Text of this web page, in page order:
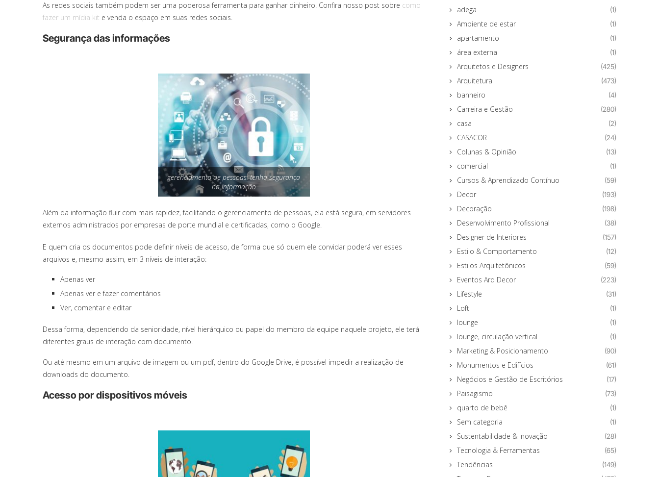
As redes sociais também podem ser uma poderosa ferramenta para ganhar dinheiro. Confira nosso post sobre como
fazer um mídia kit e venda o espaço em suas redes sociais.
Segurança das informações
gerenciamento de pessoas: tenha segurança
na informação
Além da informação fluir com mais rapidez, facilitando o gerenciamento de pessoas, ela está segura, em servidores
externos administrados por empresas de porte mundial e certificadas, como o Google.
E quem cria os documentos pode definir níveis de acesso, de forma que só quem ele convidar poderá ver esses
arquivos e, mesmo assim, em 3 níveis de interação:
Apenas ver
Apenas ver e fazer comentários
Ver, comentar e editar
Dessa forma, dependendo da senioridade, nível hierárquico ou papel do membro da equipe naquele projeto, ele terá
diferentes graus de interação com documento.
Ou até mesmo em um arquivo de imagem ou um pdf, dentro do Google Drive, é possível impedir a realização de
downloads do documento.
Acesso por dispositivos móveis
adega (1)
Ambiente de estar (1)
apartamento (1)
área externa (1)
Arquitetos e Designers (425)
Arquitetura (473)
banheiro (4)
Carreira e Gestão (280)
casa (2)
CASACOR (24)
Colunas & Opinião (13)
comercial (1)
Cursos & Aprendizado Contínuo (59)
Decor (193)
Decoração (198)
Desenvolvimento Profissional (38)
Designer de Interiores (157)
Estilo & Comportamento (12)
Estilos Arquitetônicos (59)
Eventos Arq Decor (223)
Lifestyle (31)
Loft (1)
lounge (1)
lounge, circulação vertical (1)
Marketing & Posicionamento (90)
Monumentos e Edifícios (61)
Negócios e Gestão de Escritórios (17)
Paisagismo (73)
quarto de bebê (1)
Sem categoria (1)
Sustentabilidade & Inovação (28)
Tecnologia & Ferramentas (65)
Tendências (149)